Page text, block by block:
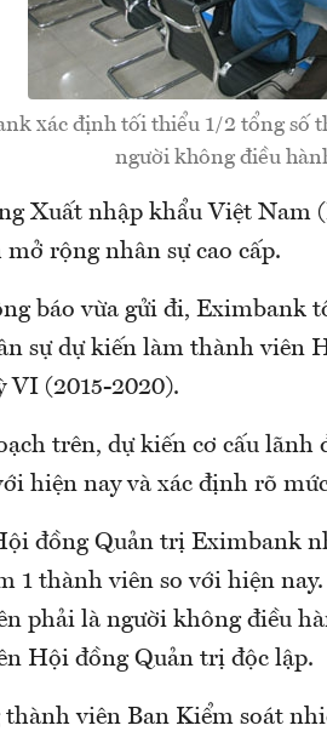
xác định tối thiểu 1/2 tổng số
người không điều
Xuất nhập khẩu Việt Nam
mở rộng nhân sự cao cấp.
báo vừa gửi đi, Eximbank
sự dự kiến làm thành viên
VI (2015-2020).
trên, dự kiến cơ cấu lãnh
hiện nay và xác định rõ
đồng Quản trị Eximbank
1 thành viên so với hiện
phải là người không điều
Hội đồng Quản trị độc lập.
thành viên Ban Kiểm soát